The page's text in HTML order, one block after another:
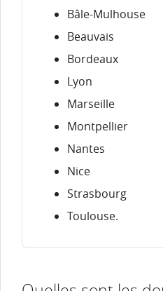
Bâle-Mulhouse
Beauvais
Bordeaux
Lyon
Marseille
Montpellier
Nantes
Nice
Strasbourg
Toulouse.